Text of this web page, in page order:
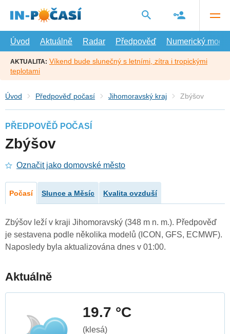
hlavní
Úvod
Aktuálně Radar Předpověď Numerický model
AKTUALITA: Víkend bude slunečný s letními, zítra i tropickými
teplotami
Úvod Předpověď počasí Jihomoravský kraj Zbýšov
PŘEDPOVĚĎ POČASÍ
Zbýšov
Označit jako domovské město
Počasí Slunce a Měsíc Kvalita ovzduší
Zbýšov leží v kraji Jihomoravský (348 m n. m.). Předpověď
je sestavena podle několika modelů (ICON, GFS, ECMWF).
Naposledy byla aktualizována dnes v 01:00.
Aktuálně
19.7 °C
(klesá)